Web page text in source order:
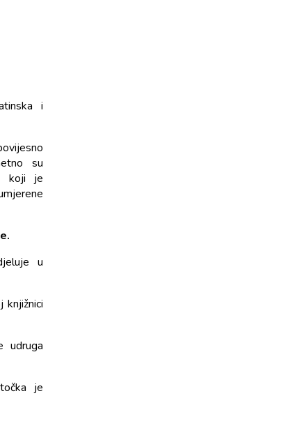
i
su
koji je
u
knjižnici
udruga
je